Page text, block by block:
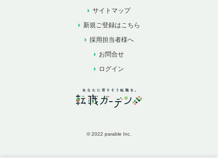
サイトマップ
新規ご登録はこちら
採用担当者様へ
お問合せ
ログイン
© 2022 parable Inc.